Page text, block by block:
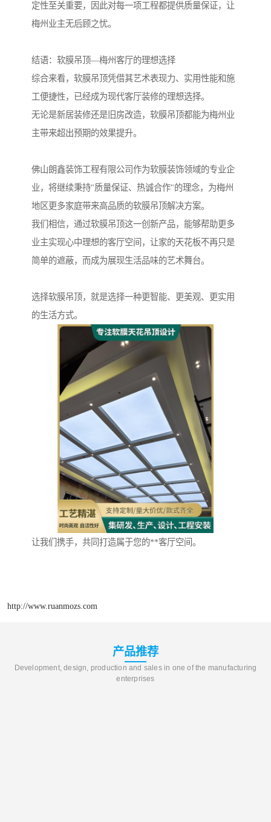
定性至关重要，因此对每一项工程都提供质量保证，让
梅州业主无后顾之忧。
结语：软膜吊顶—梅州客厅的理想选择
综合来看，软膜吊顶凭借其艺术表现力、实用性能和施
工便捷性，已经成为现代客厅装修的理想选择。
无论是新居装修还是旧房改造，软膜吊顶都能为梅州业
主带来超出预期的效果提升。
佛山朗鑫装饰工程有限公司作为软膜装饰领域的专业企
业，将继续秉持"质量保证、热诚合作"的理念，为梅州
地区更多家庭带来高品质的软膜吊顶解决方案。
我们相信，通过软膜吊顶这一创新产品，能够帮助更多
业主实现心中理想的客厅空间，让家的天花板不再只是
简单的遮蔽，而成为展现生活品味的艺术舞台。
选择软膜吊顶，就是选择一种更智能、更美观、更实用
的生活方式。
让我们携手，共同打造属于您的**客厅空间。
http://www.ruanmozs.com
产品推荐
Development, design, production and sales in one of the manufacturing
enterprises